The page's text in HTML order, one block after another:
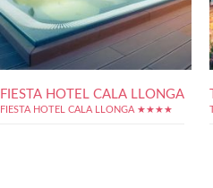
FIESTA HOTEL CALA LLONGA
FIESTA HOTEL CALA LLONGA ★★★★